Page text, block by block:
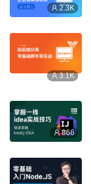
2.3K
3.1K
866